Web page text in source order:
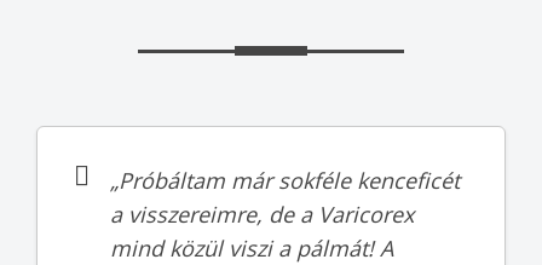
„Próbáltam már sokféle kenceficét
a visszereimre, de a Varicorex
mind közül viszi a pálmát! A